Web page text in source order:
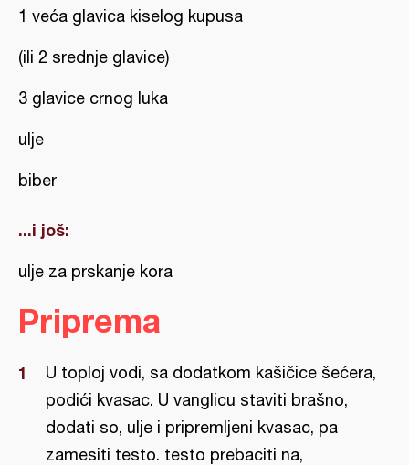
1 veća glavica kiselog kupusa
(ili 2 srednje glavice)
3 glavice crnog luka
ulje
biber
...i još:
ulje za prskanje kora
Priprema
U toploj vodi, sa dodatkom kašičice šećera,
podići kvasac. U vanglicu staviti brašno,
dodati so, ulje i pripremljeni kvasac, pa
zamesiti testo. testo prebaciti na,